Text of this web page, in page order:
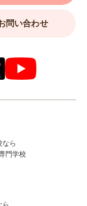
問い合わせ
なら
門学校
ら